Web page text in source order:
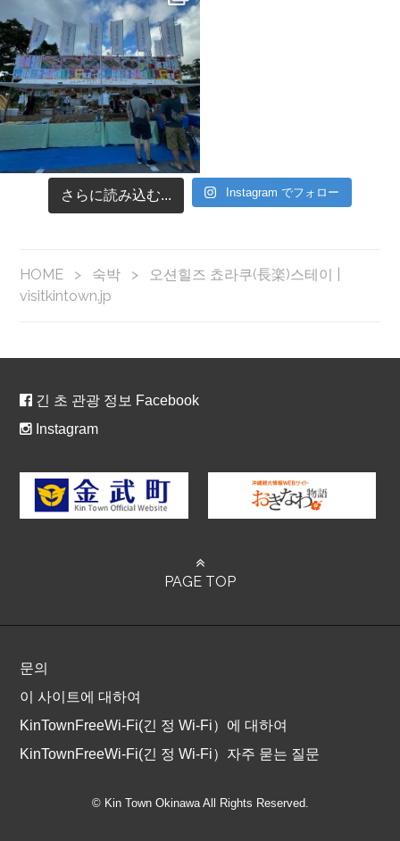
さらに読み込む... Instagram でフォロー
HOME > 숙박 >
오션힐즈 쵸라쿠(長楽)스테이 |
visitkintown.jp
긴 초 관광 정보 Facebook
Instagram
PAGE TOP
문의
이 사이트에 대하여
KinTownFreeWi-Fi(긴 정 Wi-Fi）에 대하여
KinTownFreeWi-Fi(긴 정 Wi-Fi）자주 묻는 질문
© Kin Town Okinawa All Rights Reserved.